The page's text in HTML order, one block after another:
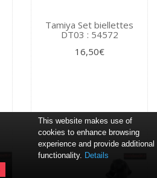
Tamiya Set biellettes
DT03 : 54572
16,50€
This website makes use of
cookies to enhance browsing
experience and provide additional
functionality. Details